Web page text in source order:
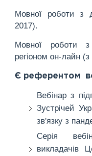
Мовної роботи з
2017).
Мовної роботи
регіоном он-лайн
Є референтом
Вебінар з
Зустрічей
зв'язку з
Серія
викладачів